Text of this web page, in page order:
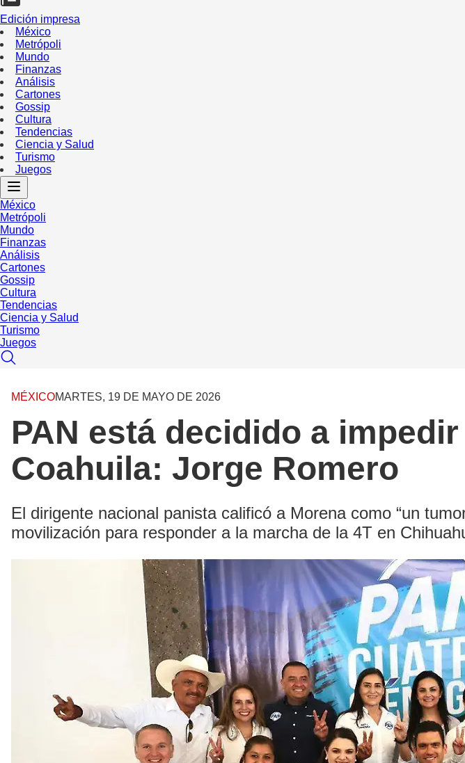
Edición impresa
México
Metrópoli
Mundo
Finanzas
Análisis
Cartones
Gossip
Cultura
Tendencias
Ciencia y Salud
Turismo
Juegos
México
Metrópoli
Mundo
Finanzas
Análisis
Cartones
Gossip
Cultura
Tendencias
Ciencia y Salud
Turismo
Juegos
MÉXICOMARTES, 19 DE MAYO DE 2026
PAN está decidido a
Coahuila: Jorge Romero
El dirigente nacional panista calificó a Morena como “un
movilización para responder a la marcha de la 4T en